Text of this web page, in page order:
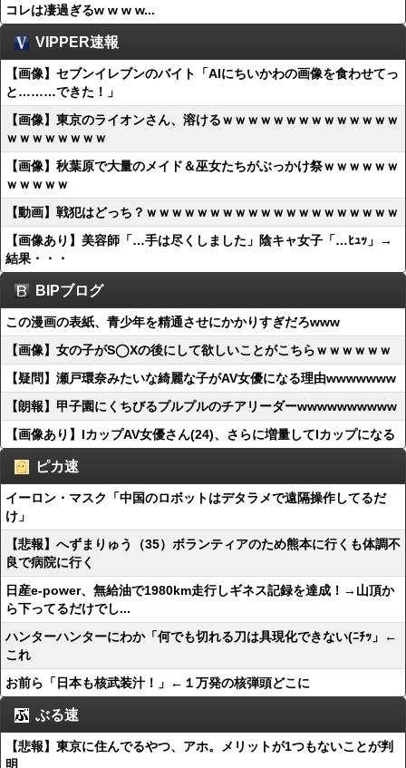
コレは凄過ぎるw w w w...
VIPPER速報
【画像】セブンイレブンのバイト「AIにちいかわの画像を食わせてっ
と………できた！」
【画像】東京のライオンさん、溶けるｗｗｗｗｗｗｗｗｗｗｗｗｗｗ
ｗｗｗｗｗｗｗｗ
【画像】秋葉原で大量のメイド＆巫女たちがぶっかけ祭ｗｗｗｗｗｗ
ｗｗｗｗｗ
【動画】戦犯はどっち？ｗｗｗｗｗｗｗｗｗｗｗｗｗｗｗｗｗｗｗｗ
【画像あり】美容師「…手は尽くしました」陰キャ女子「…ﾋｭｯ」→
結果・・・
BIPブログ
この漫画の表紙、青少年を精通させにかかりすぎだろwww
【画像】女の子がS◯Xの後にして欲しいことがこちらｗｗｗｗｗｗ
【疑問】瀬戸環奈みたいな綺麗な子がAV女優になる理由wwwwwww
【朗報】甲子園にくちびるプルプルのチアリーダーwwwwwwwwww
【画像あり】IカップAV女優さん(24)、さらに増量してIカップになる
ピカ速
イーロン・マスク「中国のロボットはデタラメで遠隔操作してるだ
け」
【悲報】へずまりゅう（35）ボランティアのため熊本に行くも体調不
良で病院に行く
日産e-power、無給油で1980km走行しギネス記録を達成！→山頂か
ら下ってるだけでし...
ハンターハンターにわか「何でも切れる刀は具現化できない(ﾆﾁｯ」←
これ
お前ら「日本も核武装汁！」←１万発の核弾頭どこに
ぶる速
【悲報】東京に住んでるやつ、アホ。メリットが1つもないことが判
明